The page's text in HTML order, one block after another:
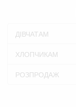
ДІВЧАТАМ
ХЛОПЧИКАМ
РОЗПРОДАЖ